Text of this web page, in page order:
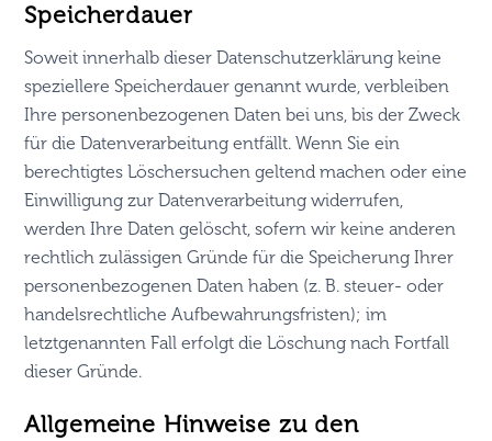
Speicherdauer
Soweit innerhalb dieser Datenschutzerklärung keine
speziellere Speicherdauer genannt wurde, verbleiben
Ihre personenbezogenen Daten bei uns, bis der Zweck
für die Datenverarbeitung entfällt. Wenn Sie ein
berechtigtes Löschersuchen geltend machen oder eine
Einwilligung zur Datenverarbeitung widerrufen,
werden Ihre Daten gelöscht, sofern wir keine anderen
rechtlich zulässigen Gründe für die Speicherung Ihrer
personenbezogenen Daten haben (z. B. steuer- oder
handelsrechtliche Aufbewahrungsfristen); im
letztgenannten Fall erfolgt die Löschung nach Fortfall
dieser Gründe.
Allgemeine Hinweise zu den